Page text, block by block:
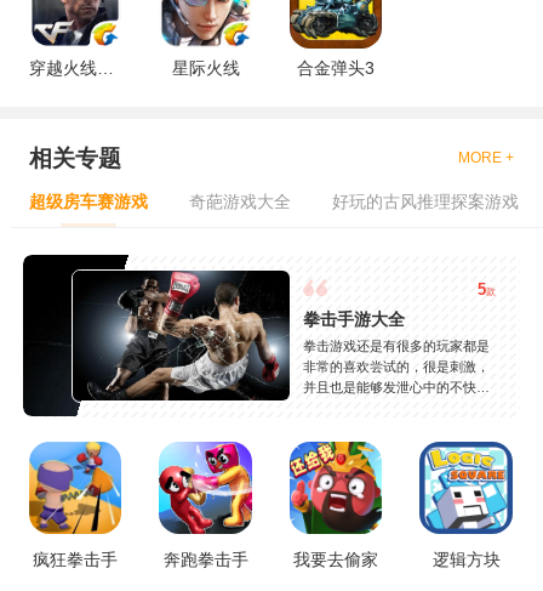
穿越火线辅助软件免费版 星际火线 合金弹头3
相关专题 MORE +
超级房车赛游戏 奇葩游戏大全 好玩的古风推理探案游戏
5款
拳击手游大全
拳击游戏还是有很多的玩家都是
非常的喜欢尝试的，很是刺激，
并且也是能够发泄心中的不快
是一些格斗的游戏，其实是非常
的有趣，也是相当的刺激的，游
戏中是有一些不同的场景都是能
够去进行体验的，我们也是能够
去刺激的进行对战的，小编现在
就是收集了一些有意思的拳击游
疯狂拳击手 奔跑拳击手 我要去偷家 逻辑方块